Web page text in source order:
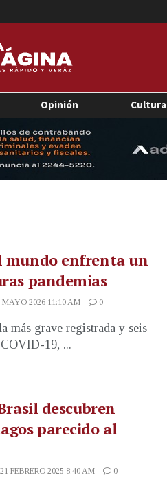
Opinión Cultura
mundo enfrenta un
pandemias
2026 11:10 AM 0
más grave registrada y seis
COVID-19, ...
descubren
parecido al
FEBRERO 2025 8:40 AM 0